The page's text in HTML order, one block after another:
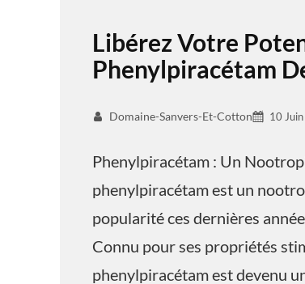
Libérez Votre
Phenylpiracétam
Domaine-Sanvers-Et-Cotton 10
Phenylpiracétam : Un
phenylpiracétam est un
popularité ces dernières
Connu pour ses propriétés
phenylpiracétam est devenu